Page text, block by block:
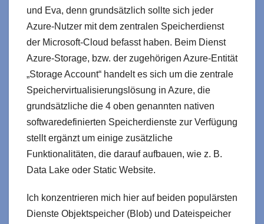
und Eva, denn grundsätzlich sollte sich jeder
Azure-Nutzer mit dem zentralen Speicherdienst
der Microsoft-Cloud befasst haben. Beim Dienst
Azure-Storage, bzw. der zugehörigen Azure-Entität
„Storage Account“ handelt es sich um die zentrale
Speichervirtualisierungslösung in Azure, die
grundsätzliche die 4 oben genannten nativen
softwaredefinierten Speicherdienste zur Verfügung
stellt ergänzt um einige zusätzliche
Funktionalitäten, die darauf aufbauen, wie z. B.
Data Lake oder Static Website.
Ich konzentrieren mich hier auf beiden populärsten
Dienste Objektspeicher (Blob) und Dateispeicher